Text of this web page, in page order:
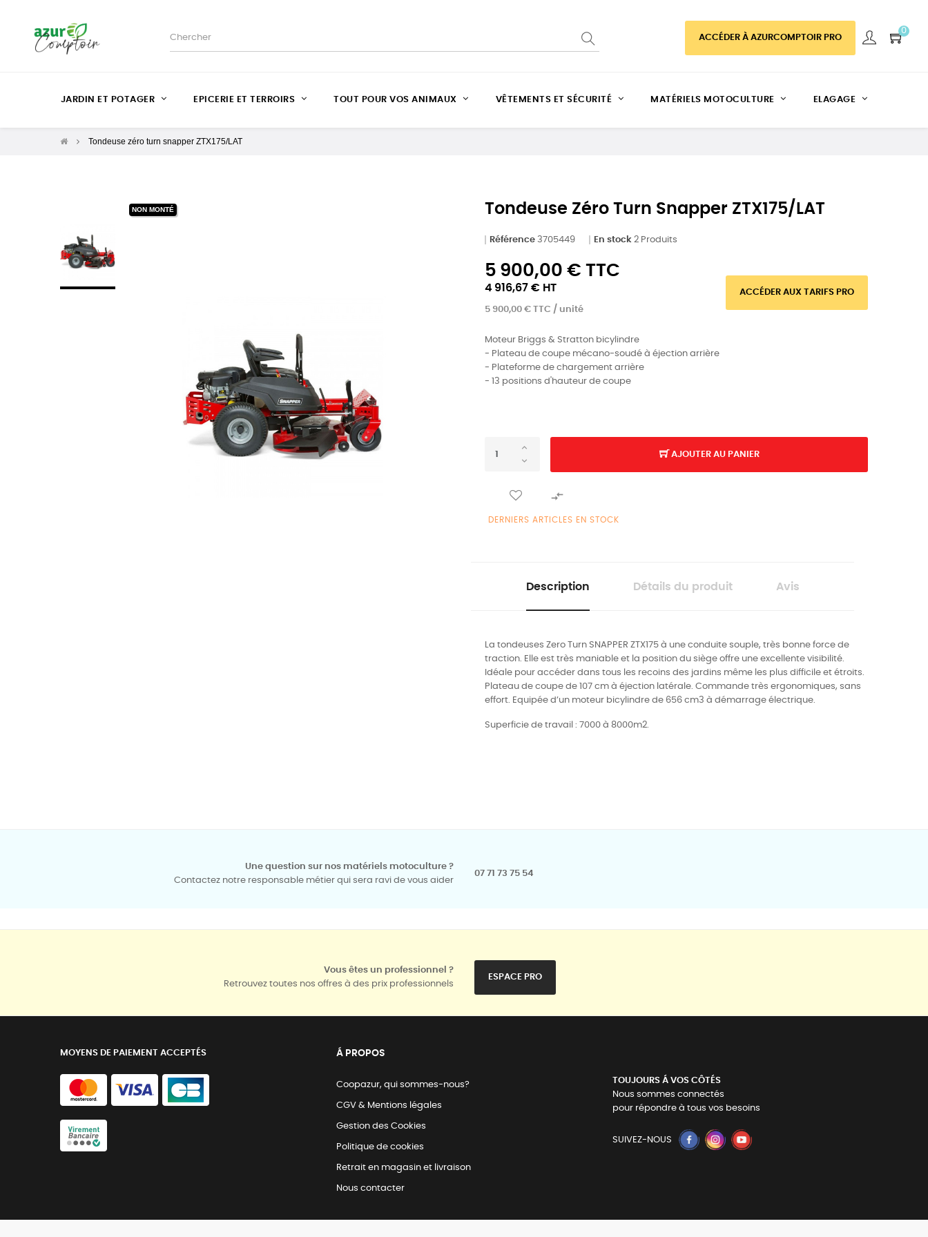
ACCÉDER À AZURCOMPTOIR PRO
0
JARDIN ET POTAGER EPICERIE ET TERROIRS TOUT POUR VOS ANIMAUX VÊTEMENTS ET SÉCURITÉ MATÉRIELS MOTOCULTURE ELAGAGE
Tondeuse zéro turn snapper ZTX175/LAT
NON MONTÉ Tondeuse Zéro Turn Snapper ZTX175/LAT
Référence 3705449 En stock 2 Produits
5 900,00 € TTC
4 916,67 € HT
5 900,00 € TTC / unité
ACCÉDER AUX TARIFS PRO
Moteur Briggs & Stratton bicylindre
- Plateau de coupe mécano-soudé à éjection arrière
- Plateforme de chargement arrière
- 13 positions d'hauteur de coupe
AJOUTER AU PANIER

DERNIERS ARTICLES EN STOCK
Description Détails du produit Avis
La tondeuses Zero Turn SNAPPER ZTX175 à une conduite souple, très bonne force de
traction. Elle est très maniable et la position du siège offre une excellente visibilité.
Idéale pour accéder dans tous les recoins des jardins même les plus difficile et étroits.
Plateau de coupe de 107 cm à éjection latérale. Commande très ergonomiques, sans
effort. Equipée d’un moteur bicylindre de 656 cm3 à démarrage électrique.
Superficie de travail : 7000 à 8000m2.
Une question sur nos matériels motoculture ?
Contactez notre responsable métier qui sera ravi de vous aider
07 71 73 75 54
Vous êtes un professionnel ?
Retrouvez toutes nos offres à des prix professionnels
ESPACE PRO
MOYENS DE PAIEMENT ACCEPTÉS Á PROPOS
Coopazur, qui sommes-nous?
CGV & Mentions légales
Gestion des Cookies
Politique de cookies
Retrait en magasin et livraison
Nous contacter
TOUJOURS Á VOS CÔTÉS
Nous sommes connectés
pour répondre à tous vos besoins
SUIVEZ-NOUS